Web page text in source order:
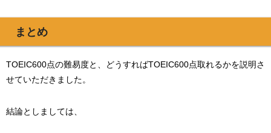
まとめ
TOEIC600点の難易度と、どうすればTOEIC600点取れるかを説明さ
せていただきました。
結論としましては、